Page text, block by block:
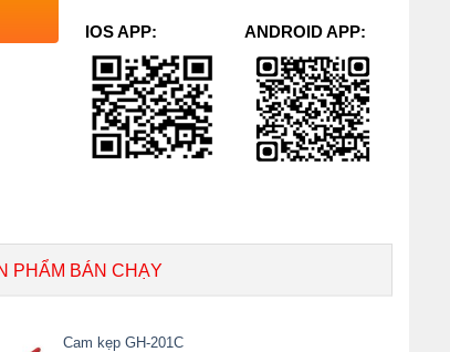
IOS APP: ANDROID APP:
PHẨM BÁN CHẠY
Cam kẹp GH-201C